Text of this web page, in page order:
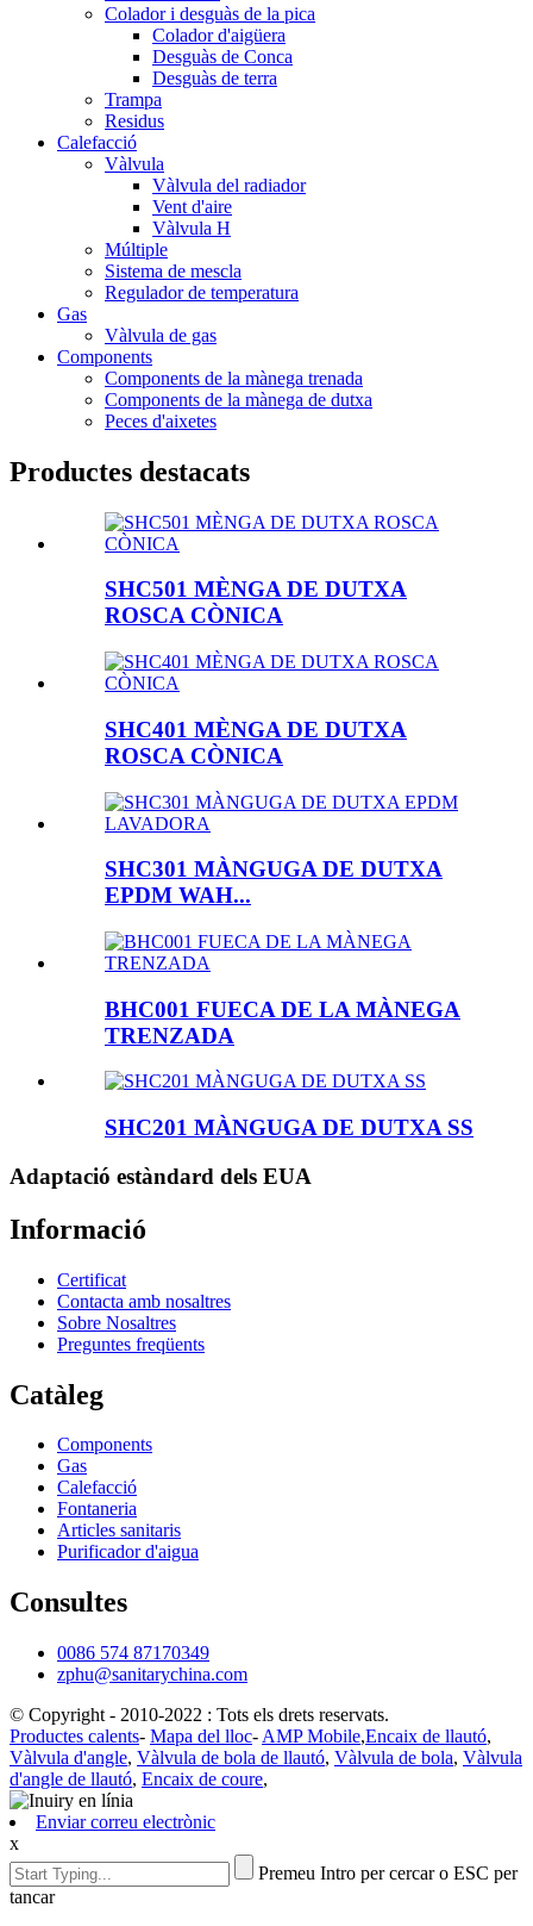
Colador i desguàs de la pica
Colador d'aigüera
Desguàs de Conca
Desguàs de terra
Trampa
Residus
Calefacció
Vàlvula
Vàlvula del radiador
Vent d'aire
Vàlvula H
Múltiple
Sistema de mescla
Regulador de temperatura
Gas
Vàlvula de gas
Components
Components de la mànega trenada
Components de la mànega de dutxa
Peces d'aixetes
Productes destacats
SHC501 MÈNGA DE DUTXA
ROSCA CÒNICA
SHC401 MÈNGA DE DUTXA
ROSCA CÒNICA
SHC301 MÀNGUGA DE DUTXA
EPDM WAH...
BHC001 FUECA DE LA MÀNEGA
TRENZADA
SHC201 MÀNGUGA DE DUTXA SS
Adaptació estàndard dels EUA
Informació
Certificat
Contacta amb nosaltres
Sobre Nosaltres
Preguntes freqüents
Catàleg
Components
Gas
Calefacció
Fontaneria
Articles sanitaris
Purificador d'aigua
Consultes
0086 574 87170349
zphu@sanitarychina.com
© Copyright - 2010-2022 : Tots els drets reservats.
Productes calents- Mapa del lloc- AMP Mobile,Encaix de llautó,
Vàlvula d'angle, Vàlvula de bola de llautó, Vàlvula de bola, Vàlvula
d'angle de llautó, Encaix de coure,
Enviar correu electrònic
x
Premeu Intro per cercar o ESC per
tancar